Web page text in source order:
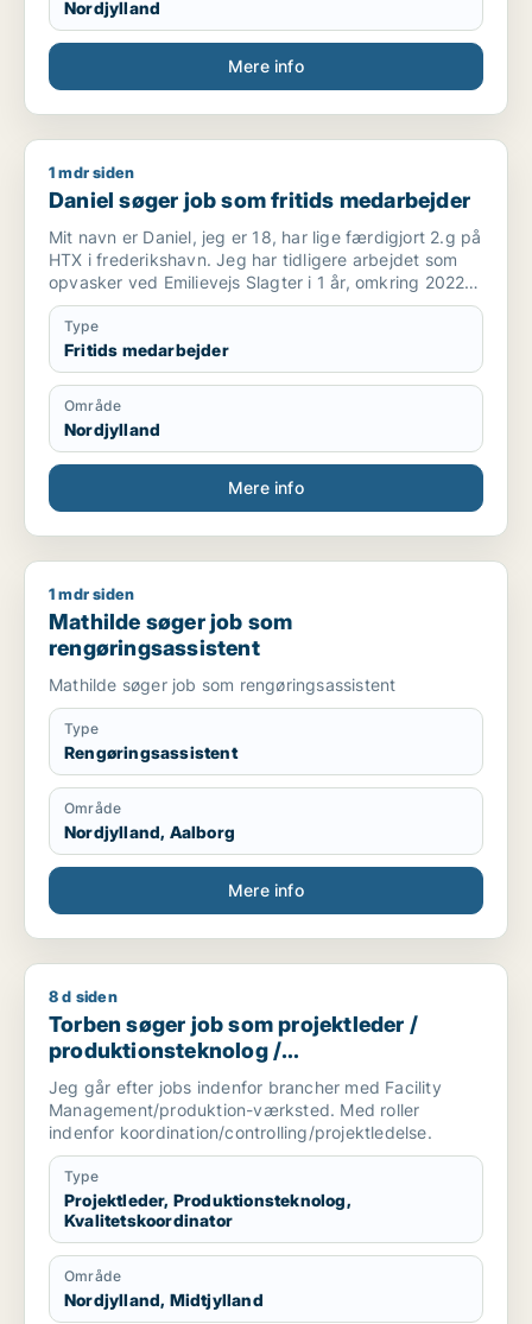
Nordjylland
Mere info
Daniel søger job som fritids medarbejder
1 mdr siden
Daniel søger job som fritids medarbejder
Mit navn er Daniel, jeg er 18, har lige færdigjort 2.g på
HTX i frederikshavn. Jeg har tidligere arbejdet som
opvasker ved Emilievejs Slagter i 1 år, omkring 2022
til 2023. Før det arbejdede jeg som reklame og avis
omdeler.
Type
Fritids medarbejder
Område
Nordjylland
Mere info
Mathilde søger job som rengøringsassistent
1 mdr siden
Mathilde søger job som
rengøringsassistent
Mathilde søger job som rengøringsassistent
Type
Rengøringsassistent
Område
Nordjylland, Aalborg
Mere info
Torben søger job som projektleder / produktionsteknolog /
8 d siden
Torben søger job som projektleder /
produktionsteknolog /
kvalitetskoordinator
Jeg går efter jobs indenfor brancher med Facility
Management/produktion-værksted. Med roller
indenfor koordination/controlling/projektledelse.
Type
Projektleder, Produktionsteknolog,
Kvalitetskoordinator
Område
Nordjylland, Midtjylland